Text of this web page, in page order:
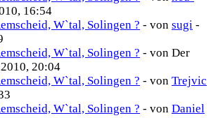
16:54
W`tal, Solingen ? - von sugi -
W`tal, Solingen ? - von Der
20:04
W`tal, Solingen ? - von Trejvic
W`tal, Solingen ? - von Daniel